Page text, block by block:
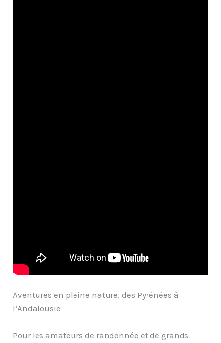
Aventures en pleine nature, des Pyrénées à
l’Andalousie
Pour les amateurs de randonnée et de grands